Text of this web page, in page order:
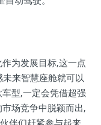
为发展目标,这一点
来智慧座舱就可以
型,一定会凭借超强
场竞争中脱颖而出,
伴们赶紧参与起来,